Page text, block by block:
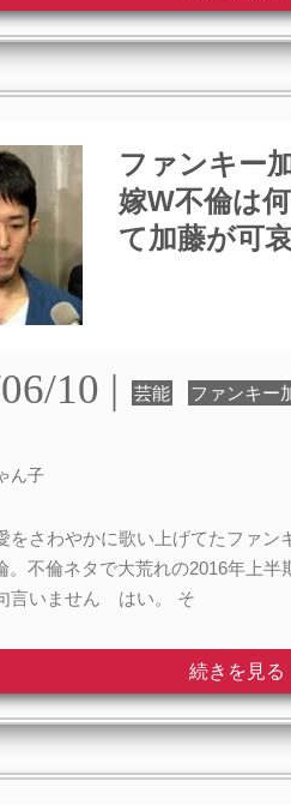
ファンキー
嫁W不倫は
て加藤が可
10 | 芸能 ファンキー
ん子
をさわやかに歌い上げてたファン
。不倫ネタで大荒れの2016年上
言いません はい。 そ
続きを見る